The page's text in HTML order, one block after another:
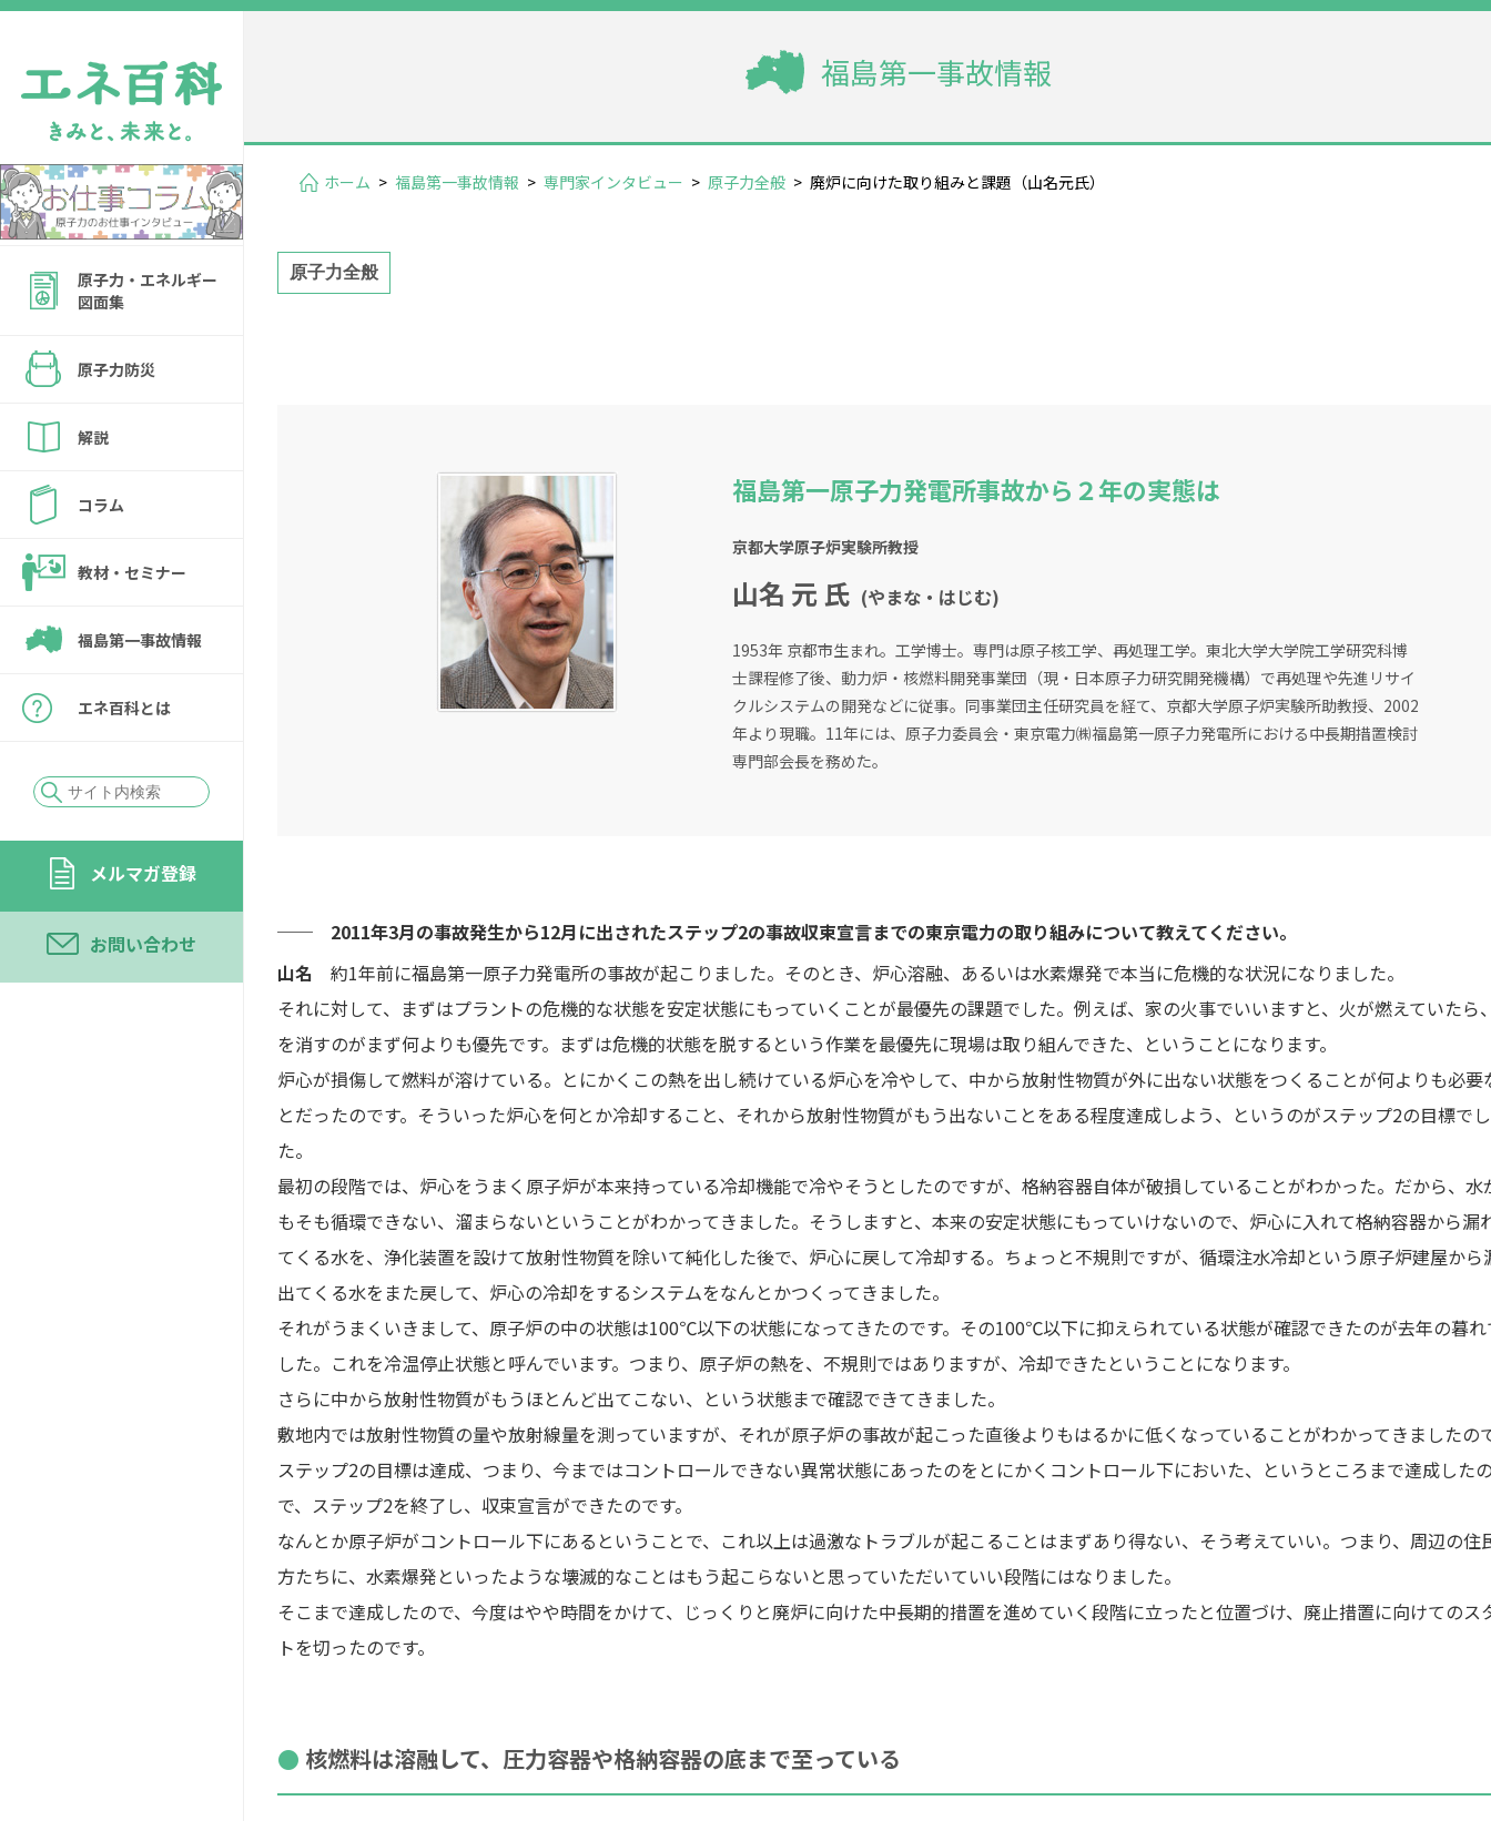
原子力・エネルギー
図面集
原子力防災
解説
コラム
教材・セミナー
福島第一事故情報
エネ百科とは
メルマガ登録
お問い合わせ
福島第一事故情報
ホーム > 福島第一事故情報 > 専門家インタビュー > 原子力全般 > 廃炉に向けた取り組みと課題（山名元氏）
原子力全般
福島第一原子力発電所事故から２年の実態は
京都大学原子炉実験所教授
山名 元 氏 (やまな・はじむ)
1953年 京都市生まれ。工学博士。専門は原子核工学、再処理工学。東北大学大学院工学研究科博
士課程修了後、動力炉・核燃料開発事業団（現・日本原子力研究開発機構）で再処理や先進リサイ
クルシステムの開発などに従事。同事業団主任研究員を経て、京都大学原子炉実験所助教授、2002
年より現職。11年には、原子力委員会・東京電力㈱福島第一原子力発電所における中長期措置検討
専門部会長を務めた。
── 2011年3月の事故発生から12月に出されたステップ2の事故収束宣言までの東京電力の取り組みについて教えてください。
山名 約1年前に福島第一原子力発電所の事故が起こりました。そのとき、炉心溶融、あるいは水素爆発で本当に危機的な状況になりました。
それに対して、まずはプラントの危機的な状態を安定状態にもっていくことが最優先の課題でした。例えば、家の火事でいいますと、火が燃えていたら
を消すのがまず何よりも優先です。まずは危機的状態を脱するという作業を最優先に現場は取り組んできた、ということになります。
炉心が損傷して燃料が溶けている。とにかくこの熱を出し続けている炉心を冷やして、中から放射性物質が外に出ない状態をつくることが何よりも必要
とだったのです。そういった炉心を何とか冷却すること、それから放射性物質がもう出ないことをある程度達成しよう、というのがステップ2の目標でし
た。
最初の段階では、炉心をうまく原子炉が本来持っている冷却機能で冷やそうとしたのですが、格納容器自体が破損していることがわかった。だから、水
もそも循環できない、溜まらないということがわかってきました。そうしますと、本来の安定状態にもっていけないので、炉心に入れて格納容器から漏
てくる水を、浄化装置を設けて放射性物質を除いて純化した後で、炉心に戻して冷却する。ちょっと不規則ですが、循環注水冷却という原子炉建屋から
出てくる水をまた戻して、炉心の冷却をするシステムをなんとかつくってきました。
それがうまくいきまして、原子炉の中の状態は100℃以下の状態になってきたのです。その100℃以下に抑えられている状態が確認できたのが去年の暮
した。これを冷温停止状態と呼んでいます。つまり、原子炉の熱を、不規則ではありますが、冷却できたということになります。
さらに中から放射性物質がもうほとんど出てこない、という状態まで確認できてきました。
敷地内では放射性物質の量や放射線量を測っていますが、それが原子炉の事故が起こった直後よりもはるかに低くなっていることがわかってきましたの
ステップ2の目標は達成、つまり、今まではコントロールできない異常状態にあったのをとにかくコントロール下においた、というところまで達成した
で、ステップ2を終了し、収束宣言ができたのです。
なんとか原子炉がコントロール下にあるということで、これ以上は過激なトラブルが起こることはまずあり得ない、そう考えていい。つまり、周辺の住
方たちに、水素爆発といったような壊滅的なことはもう起こらないと思っていただいていい段階にはなりました。
そこまで達成したので、今度はやや時間をかけて、じっくりと廃炉に向けた中長期的措置を進めていく段階に立ったと位置づけ、廃止措置に向けてのス
トを切ったのです。
核燃料は溶融して、圧力容器や格納容器の底まで至っている